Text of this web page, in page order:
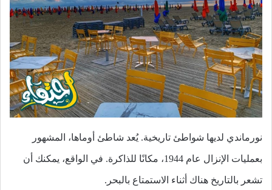
نورماندي لديها شواطئ تاريخية. يُعد شاطئ أوماها، المشهور
بعمليات الإنزال عام 1944، مكانًا للذاكرة. في الواقع، يمكنك أن
تشعر بالتاريخ هناك أثناء الاستمتاع بالبحر.